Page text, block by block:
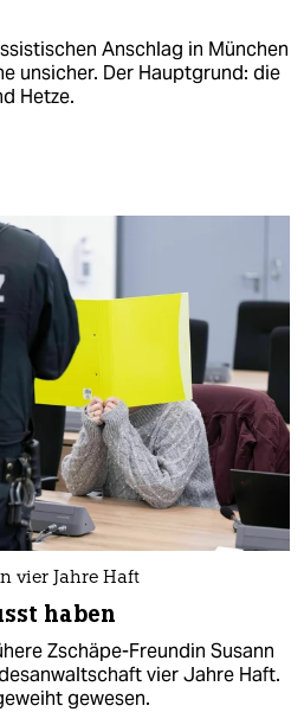
Anschlag in München
unsicher. Der Hauptgrund: die
Hetze.
vier Jahre Haft
haben
Zschäpe-Freundin Susann
vier Jahre Haft.
gewesen.